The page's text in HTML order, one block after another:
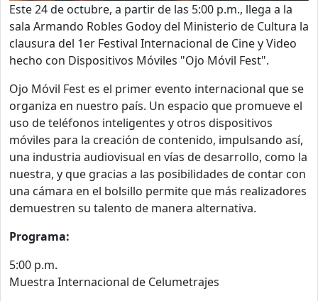
Este 24 de octubre, a partir de las 5:00 p.m., llega a la
sala Armando Robles Godoy del Ministerio de Cultura la
clausura del 1er Festival Internacional de Cine y Video
hecho con Dispositivos Móviles "Ojo Móvil Fest".
Ojo Móvil Fest es el primer evento internacional que se
organiza en nuestro país. Un espacio que promueve el
uso de teléfonos inteligentes y otros dispositivos
móviles para la creación de contenido, impulsando así,
una industria audiovisual en vías de desarrollo, como la
nuestra, y que gracias a las posibilidades de contar con
una cámara en el bolsillo permite que más realizadores
demuestren su talento de manera alternativa.
Programa:
5:00 p.m.
Muestra Internacional de Celumetrajes